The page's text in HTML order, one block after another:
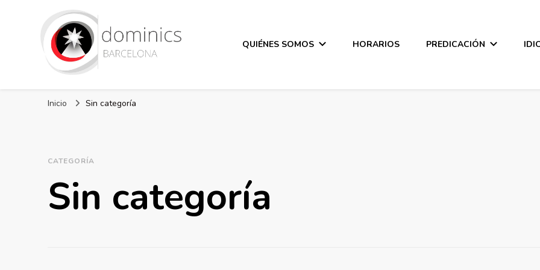
Dominicos Barcelona
QUIÉNES SOMOS HORARIOS PREDICACIÓN
Inicio Sin categoría
CATEGORÍA
Sin categoría